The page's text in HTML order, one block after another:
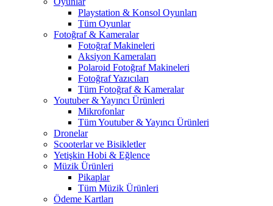
Playstation & Konsol Oyunları
Tüm Oyunlar
Fotoğraf & Kameralar
Fotoğraf Makineleri
Aksiyon Kameraları
Polaroid Fotoğraf Makineleri
Fotoğraf Yazıcıları
Tüm Fotoğraf & Kameralar
Youtuber & Yayıncı Ürünleri
Mikrofonlar
Tüm Youtuber & Yayıncı Ürünleri
Dronelar
Scooterlar ve Bisikletler
Yetişkin Hobi & Eğlence
Müzik Ürünleri
Pikaplar
Tüm Müzik Ürünleri
Ödeme Kartları